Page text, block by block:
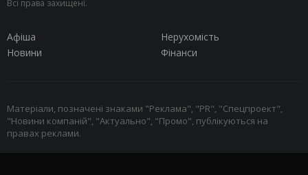
Всі права захищені.
Афіша
Нерухомість
Новини
Фінанси
Матеріали, позначені знаками "Реклама", "PR", "Спецпроект",
"Новини компаній", "Актуально", "Промо", публікуються на
правах реклами.